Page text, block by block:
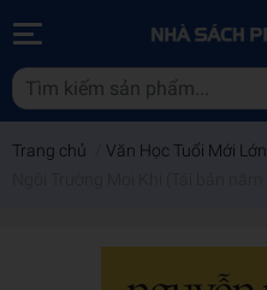
Trang chủ Văn Học Tuổi Mới Lớn